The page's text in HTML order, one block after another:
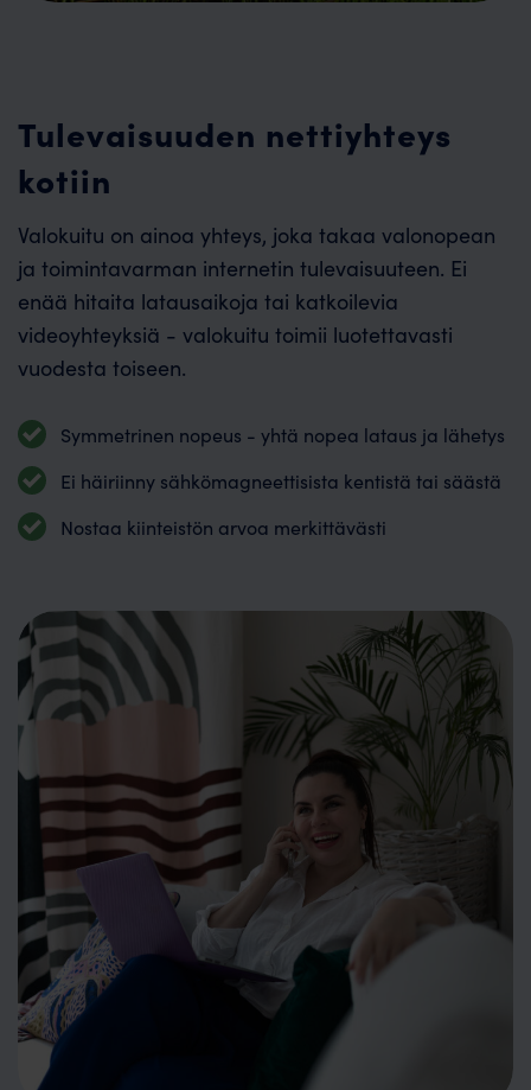
Tulevaisuuden nettiyhteys
kotiin
Valokuitu on ainoa yhteys, joka takaa valonopean
ja toimintavarman internetin tulevaisuuteen. Ei
enää hitaita latausaikoja tai katkoilevia
videoyhteyksiä - valokuitu toimii luotettavasti
vuodesta toiseen.
Symmetrinen nopeus - yhtä nopea lataus ja lähetys
Ei häiriinny sähkömagneettisista kentistä tai säästä
Nostaa kiinteistön arvoa merkittävästi